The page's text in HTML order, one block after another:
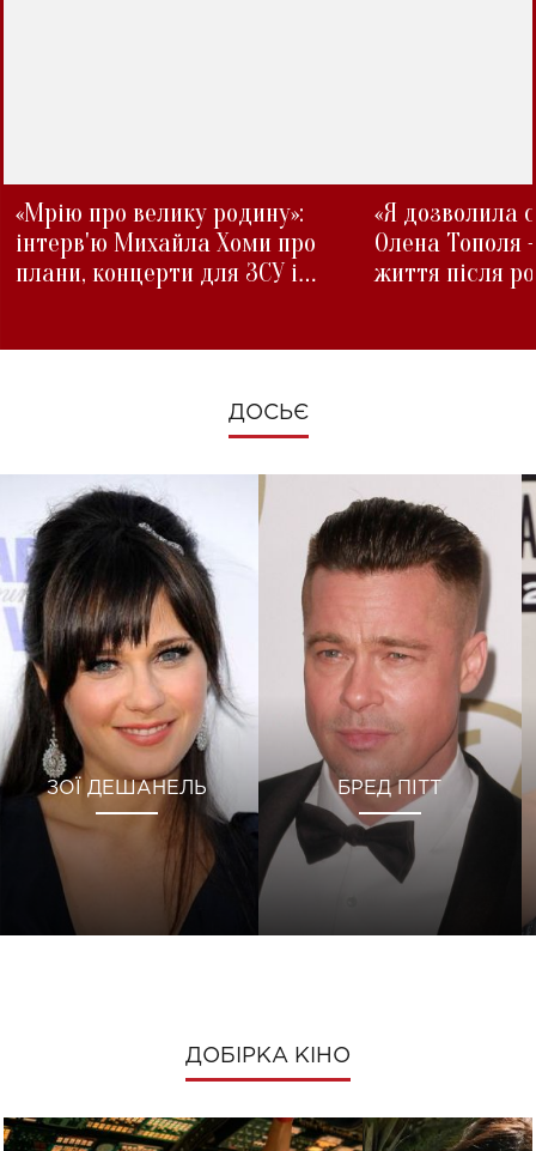
«Мрію про велику родину»:
інтерв'ю Михайла Хоми про
плани, концерти для ЗСУ і
«Я дозволила
Олена Тополя
життя після
ДОСЬЄ
ЗОЇ ДЕШАНЕЛЬ БРЕД ПІТТ
ДОБІРКА КІНО